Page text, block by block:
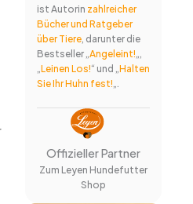
ist Autorin zahlreicher
Bücher und Ratgeber
über Tiere, darunter die
Bestseller „Angeleint!„,
„Leinen Los!“ und „Halten
Sie Ihr Huhn fest!„.
Offizieller Partner
Zum Leyen Hundefutter
Shop